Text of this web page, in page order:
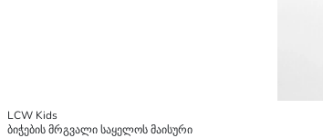
LCW Kids
ბიჭების მრგვალი საყელოს მაისური